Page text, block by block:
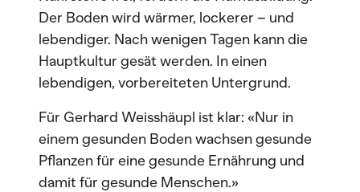
Der Boden wird wärmer, lockerer – und
lebendiger. Nach wenigen Tagen kann die
Hauptkultur gesät werden. In einen
lebendigen, vorbereiteten Untergrund.
Für Gerhard Weisshäupl ist klar: «Nur in
einem gesunden Boden wachsen gesunde
Pflanzen für eine gesunde Ernährung und
damit für gesunde Menschen.»